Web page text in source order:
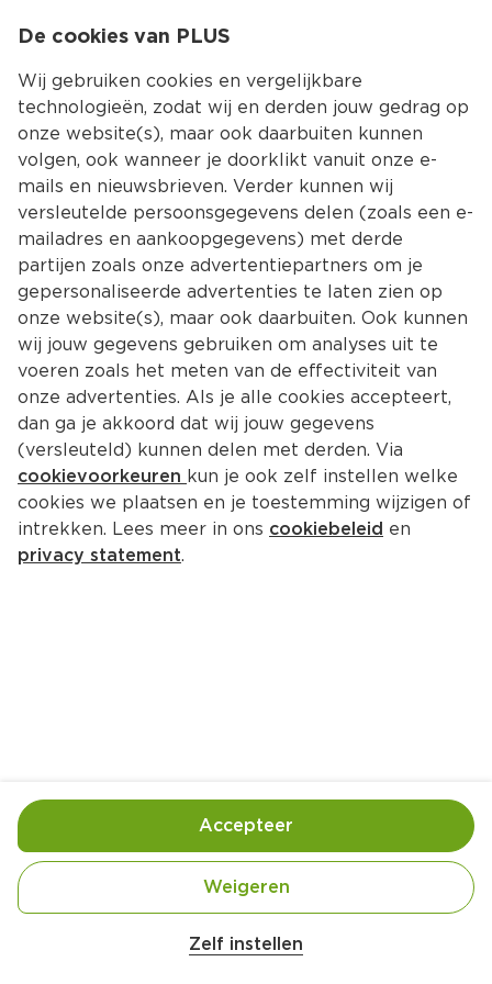
Kies jouw
Terug Producten
Kokki Djawa Rijsttafelmix
Per Tray 250 g  (per kilo €17.00)
Gebruik- en bewaarinstructies
Koel en droog bewaren
De cookies van PLUS
Wij gebruiken cookies en vergelijkbare
technologieën, zodat wij en derden jouw gedrag op
onze website(s), maar ook daarbuiten kunnen
volgen, ook wanneer je doorklikt vanuit onze e-
mails en nieuwsbrieven. Verder kunnen wij
versleutelde persoonsgegevens delen (zoals een e-
mailadres en aankoopgegevens) met derde
partijen zoals onze advertentiepartners om je
gepersonaliseerde advertenties te laten zien op
onze website(s), maar ook daarbuiten. Ook kunnen
wij jouw gegevens gebruiken om analyses uit te
voeren zoals het meten van de effectiviteit van
onze advertenties. Als je alle cookies accepteert,
dan ga je akkoord dat wij jouw gegevens
(versleuteld) kunnen delen met derden. Via
cookievoorkeuren kun je ook zelf instellen welke
cookies we plaatsen en je toestemming wijzigen of
intrekken. Lees meer in ons cookiebeleid en
privacy statement.
Zelf instellen
Weigeren
Accepteer